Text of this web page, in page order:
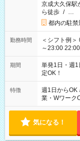
京成大久保駅
ら徒歩 / …
都内の駐禁
勤務時間
＜シフト例
～23:00 22:00～06:00 など
の希望OK
期間
単発1日・週
定OK！
特徴 週1日からOK
業・Wワーク
気になる！